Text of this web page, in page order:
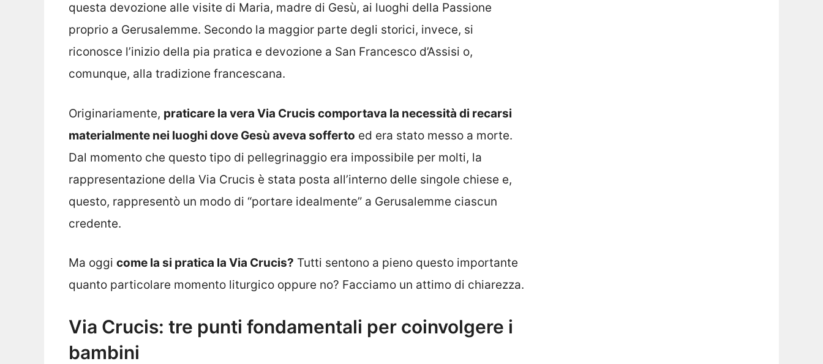
questa devozione alle visite di Maria, madre di Gesù, ai luoghi della Passione
proprio a Gerusalemme. Secondo la maggior parte degli storici, invece, si
riconosce l’inizio della pia pratica e devozione a San Francesco d’Assisi o,
comunque, alla tradizione francescana.
Originariamente, praticare la vera Via Crucis comportava la necessità di recarsi
materialmente nei luoghi dove Gesù aveva sofferto ed era stato messo a morte.
Dal momento che questo tipo di pellegrinaggio era impossibile per molti, la
rappresentazione della Via Crucis è stata posta all’interno delle singole chiese e,
questo, rappresentò un modo di “portare idealmente” a Gerusalemme ciascun
credente.
Ma oggi come la si pratica la Via Crucis? Tutti sentono a pieno questo importante
quanto particolare momento liturgico oppure no? Facciamo un attimo di chiarezza.
Via Crucis: tre punti fondamentali per coinvolgere i
bambini